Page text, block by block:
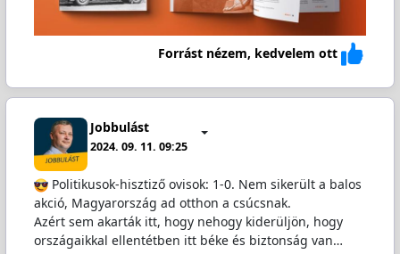
Forrást nézem, kedvelem ott
Jobbulást
2024. 09. 11. 09:25
Politikusok-hisztiző ovisok: 1-0. Nem sikerült a balos
akció, Magyarország ad otthon a csúcsnak.
Azért sem akarták itt, hogy nehogy kiderüljön, hogy
országaikkal ellentétben itt béke és biztonság van…